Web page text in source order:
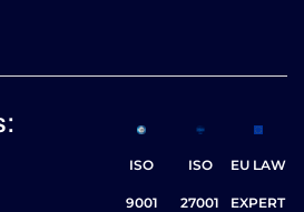
ISO
9001
ISO
27001
EU LAW
EXPERT